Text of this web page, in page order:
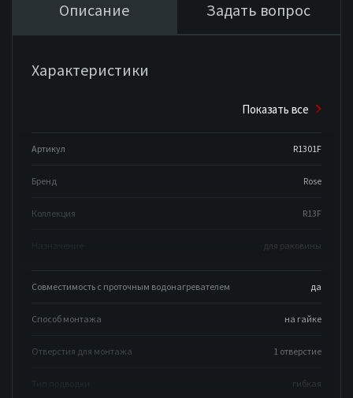
Описание Задать вопрос
Характеристики
Показать все
Артикул R1301F
Бренд Rose
Коллекция R13F
для раковины
Совместимость с проточным водонагревателем да
Способ монтажа на гайке
Отверстия для монтажа 1 отверстие
гибкая